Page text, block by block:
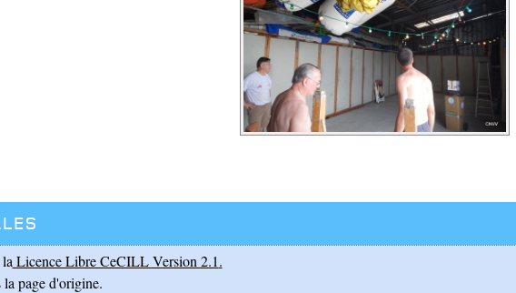
Licence Libre CeCILL Version 2.1.
page d'origine.